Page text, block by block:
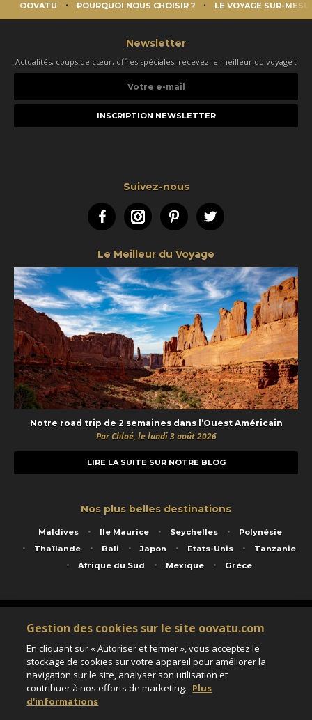
OOVATU POURQUOI NOUS CHOISIR ? LE VOYAGE SUR-
Newsletter
Actualités, coups de cœur, offres spéciales, recevez le meilleur du voyage :
e-
Suivez-nous
FacebookInstagramPinterestTwitter
Le Meilleur du Voyage
Notre road trip de 2 semaines dans l’Ouest Américain
Par Chloé, le lundi 3 août 2026
LIRE LA SUITE SUR NOTRE BLOG
Nos plus belles destinations
Maldives Ile Maurice Seychelles
Polynésie
Thaïlande
Bali Japon Etats-Unis
Tanzanie
Afrique du Sud
Mexique Grèce
Service animé par Nautil Voyages - 22 rue Georges Picquart 75017 Paris - S.A.S
au capital de 155 696 euros - RCS Paris B 423 671 973 - Code APE 7911Z
Matricule Atout France IM075100020 - Garantie financière Groupama - Agrément IATA
Assurance responsabilité civile et professionnelle HISCOX RCP0081066
Gestion des cookies sur le site oovatu.com
En cliquant sur « Autoriser et fermer », vous acceptez le
stockage de cookies sur votre appareil pour améliorer la
navigation sur le site, analyser son utilisation et
contribuer à nos efforts de marketing. Plus
d'informations